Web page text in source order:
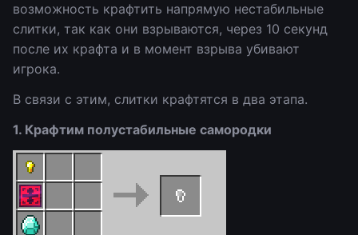
возможность крафтить напрямую нестабильные
слитки, так как они взрываются, через 10 секунд
после их крафта и в момент взрыва убивают
игрока.
В связи с этим, слитки крафтятся в два этапа.
1. Крафтим полустабильные самородки